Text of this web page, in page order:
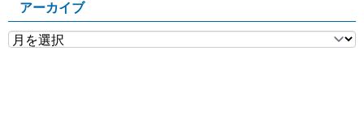
アーカイブ